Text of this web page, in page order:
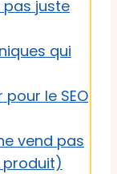
pas juste
qui
le SEO
vend pas
produit)